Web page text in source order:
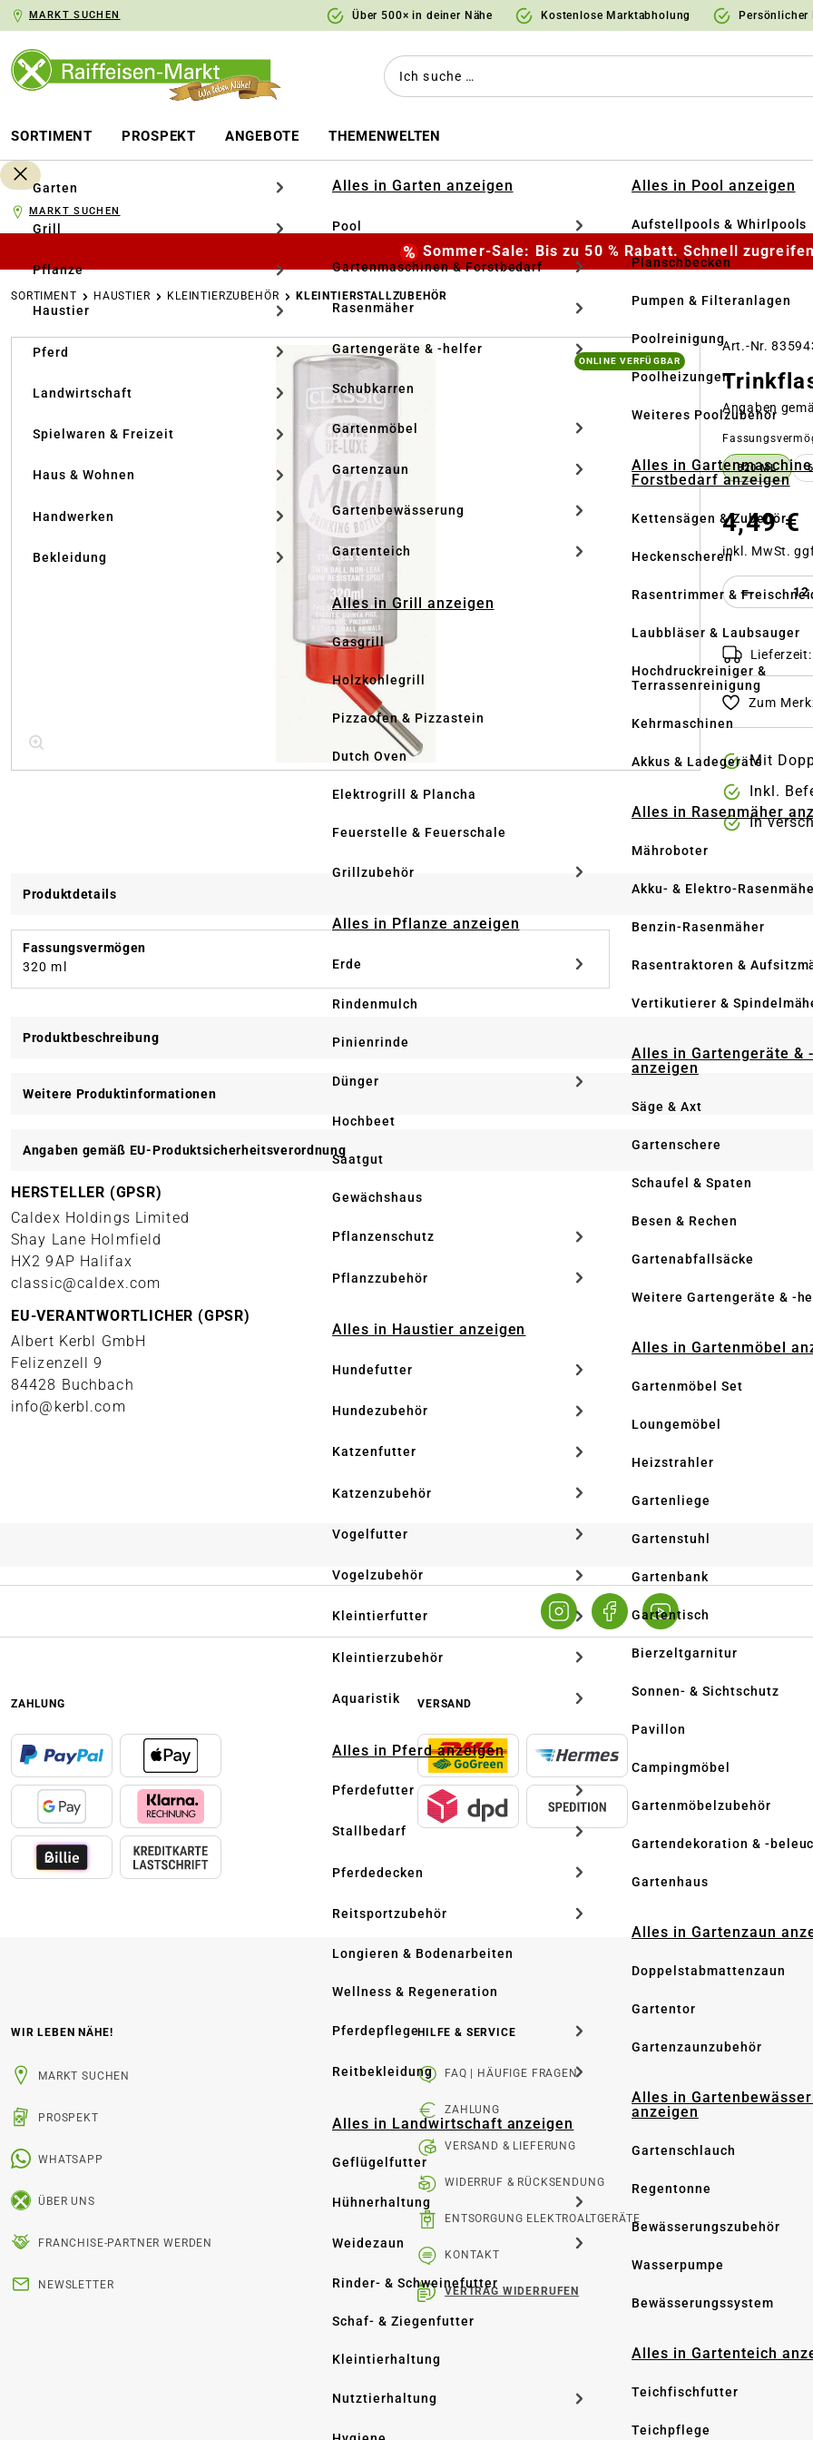
Zur Hauptnavigation springen
MARKT SUCHEN Über 500× in deiner Nähe Kostenlose Marktabholung Persönlicher
SORTIMENT PROSPEKT ANGEBOTE THEMENWELTEN
Garten
Grill
Pflanze
Haustier
Pferd
Landwirtschaft
Spielwaren & Freizeit
Haus & Wohnen
Handwerken
Bekleidung
Alles in Garten anzeigen
Pool
Gartenmaschinen & Forstbedarf
Rasenmäher
Gartengeräte & -helfer
Schubkarren
Gartenmöbel
Gartenzaun
Gartenbewässerung
Gartenteich
Alles in Grill anzeigen
Gasgrill
Holzkohlegrill
Pizzaofen & Pizzastein
Dutch Oven
Elektrogrill & Plancha
Feuerstelle & Feuerschale
Grillzubehör
Alles in Pflanze anzeigen
Erde
Rindenmulch
Pinienrinde
Dünger
Hochbeet
Saatgut
Gewächshaus
Pflanzenschutz
Pflanzzubehör
Alles in Haustier anzeigen
Hundefutter
Hundezubehör
Katzenfutter
Katzenzubehör
Vogelfutter
Vogelzubehör
Kleintierfutter
Kleintierzubehör
Aquaristik
Alles in Pferd anzeigen
Pferdefutter
Stallbedarf
Pferdedecken
Reitsportzubehör
Longieren & Bodenarbeiten
Wellness & Regeneration
Pferdepflege
Reitbekleidung
Alles in Landwirtschaft anzeigen
Geflügelfutter
Hühnerhaltung
Weidezaun
Rinder- & Schweinefutter
Schaf- & Ziegenfutter
Kleintierhaltung
Nutztierhaltung
Alles in Pool anzeigen
Aufstellpools & Whirlpools
Planschbecken
Pumpen & Filteranlagen
Poolreinigung
Poolheizungen
Weiteres Poolzubehör
Alles in
Forstbedarf anzeigen
Kettensägen & Zubehör
Heckenscheren
Rasentrimmer &
Laubbläser & Laubsauger
Hochdruckreiniger &
Terrassenreinigung
Kehrmaschinen
Akkus & Ladegeräte
Alles in Rasenmäher
Mähroboter
Akku- & Elektro-
Benzin-Rasenmäher
Rasentraktoren &
Vertikutierer &
Alles in Gartengeräte &
anzeigen
Säge & Axt
Gartenschere
Schaufel & Spaten
Besen & Rechen
Gartenabfallsäcke
Weitere Gartengeräte & -
Alles in Gartenmöbel
Gartenmöbel Set
Loungemöbel
Heizstrahler
Gartenliege
Gartenstuhl
Gartenbank
Gartentisch
Bierzeltgarnitur
Sonnen- & Sichtschutz
Pavillon
Campingmöbel
Gartenmöbelzubehör
Gartendekoration & -
Gartenhaus
Alles in Gartenzaun
Doppelstabmattenzaun
Gartentor
Gartenzaunzubehör
Alles in
anzeigen
Gartenschlauch
Regentonne
Bewässerungszubehör
Wasserpumpe
Bewässerungssystem
Alles in Gartenteich
Teichfischfutter
Teichpflege
MARKT SUCHEN
Sommer-Sale: Bis zu 50 % Rabatt. Schnell
SORTIMENT HAUSTIER KLEINTIERZUBEHÖR KLEINTIERSTALLZUBEHÖR
Bildergalerie überspringen
ONLINE VERFÜGBAR
Art.-Nr.
Angaben
320 ML
4,49 €
inkl. MwSt.
Produkt
Zum
Mit
Inkl.
In
Produktdetails
Fassungsvermögen
320 ml
Produktbeschreibung
Weitere Produktinformationen
Angaben gemäß EU-Produktsicherheitsverordnung
HERSTELLER (GPSR)
Caldex Holdings Limited
Shay Lane Holmfield
HX2 9AP Halifax
classic@caldex.com
EU-VERANTWORTLICHER (GPSR)
Albert Kerbl GmbH
Felizenzell 9
84428 Buchbach
info@kerbl.com
ZAHLUNG VERSAND
WIR LEBEN NÄHE!
MARKT SUCHEN
PROSPEKT
WHATSAPP
ÜBER UNS
FRANCHISE-PARTNER WERDEN
NEWSLETTER
HILFE & SERVICE
FAQ | HÄUFIGE FRAGEN
ZAHLUNG
VERSAND & LIEFERUNG
WIDERRUF & RÜCKSENDUNG
ENTSORGUNG ELEKTROALTGERÄTE
KONTAKT
VERTRAG WIDERRUFEN